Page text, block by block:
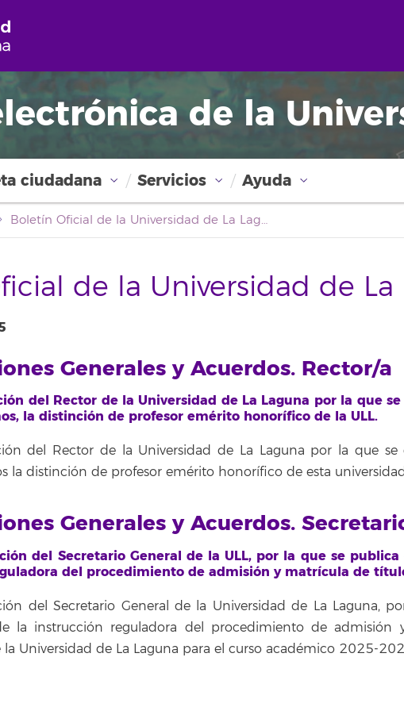
de la
ciudadana Servicios Ayuda
Boletín Oficial de la Universidad de La Laguna
de la Universidad de La
Generales y Acuerdos. Rector/a
del Rector de la Universidad de La Laguna por la que
la distinción de profesor emérito honorífico de la ULL.
del Rector de la Universidad de La Laguna por la que
la distinción de profesor emérito honorífico de esta
Generales y Acuerdos.
del Secretario General de la ULL, por la que se
del procedimiento de admisión y matrícula de
del Secretario General de la Universidad de La Laguna,
la instrucción reguladora del procedimiento de admisión
Universidad de La Laguna para el curso académico 2025-